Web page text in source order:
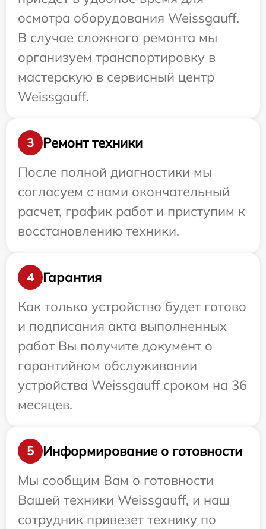
осмотра оборудования Weissgauff.
В случае сложного ремонта мы
организуем транспортировку в
мастерскую в сервисный центр
Weissgauff.
3
Ремонт техники
После полной диагностики мы
согласуем с вами окончательный
расчет, график работ и приступим к
восстановлению техники.
4
Гарантия
Как только устройство будет готово
и подписания акта выполненных
работ Вы получите документ о
гарантийном обслуживании
устройства Weissgauff сроком на 36
месяцев.
5
Информирование о готовности
Мы сообщим Вам о готовности
Вашей техники Weissgauff, и наш
сотрудник привезет технику по